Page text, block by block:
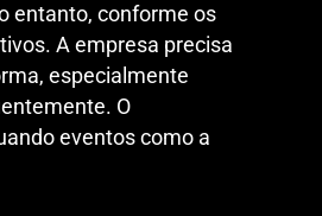
entanto, conforme os
A empresa precisa
especialmente
O
eventos como a